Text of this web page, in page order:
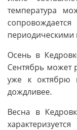
температура
периодическими
Осень в
Сентябрь может
уже к октябрю
дождливее.
Весна в